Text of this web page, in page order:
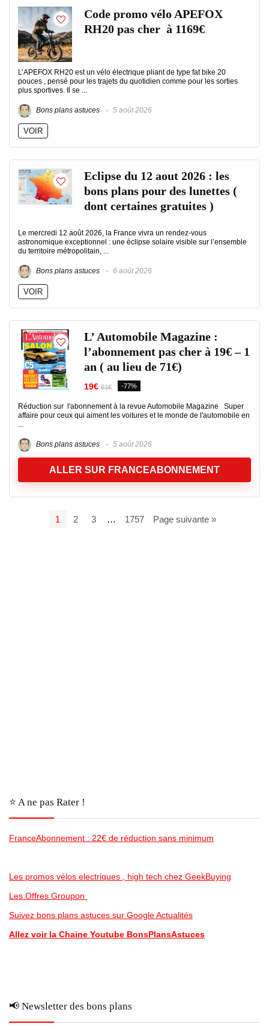
Code promo vélo APEFOX
RH20 pas cher à 1169€
L’APEFOX RH20 est un vélo électrique pliant de type fat bike 20
pouces , pensé pour les trajets du quotidien comme pour les sorties
plus sportives. Il se ...
Bons plans astuces 5 août 2026
VOIR
Eclipse du 12 aout 2026 : les
bons plans pour des lunettes (
dont certaines gratuites )
Le mercredi 12 août 2026, la France vivra un rendez-vous
astronomique exceptionnel : une éclipse solaire visible sur l’ensemble
du territoire métropolitain, ...
Bons plans astuces 6 août 2026
VOIR
L’ Automobile Magazine :
l’abonnement pas cher à 19€ – 1
an ( au lieu de 71€)
19€ 81€ -77%
Réduction sur l'abonnement à la revue Automobile Magazine Super
affaire pour ceux qui aiment les voitures et le monde de l'automobile en
...
Bons plans astuces 5 août 2026
ALLER SUR FRANCEABONNEMENT
1 2 3 … 1757 Page suivante »
⭐️ A ne pas Rater !
FranceAbonnement : 22€ de réduction sans minimum
Les promos vélos electriques , high tech chez GeekBuying
Les Offres Groupon
Suivez bons plans astuces sur Google Actualités
Allez voir la Chaine Youtube BonsPlansAstuces
📢 Newsletter des bons plans